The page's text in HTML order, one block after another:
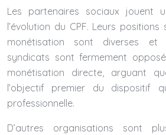
Les partenaires sociaux jouent
l’évolution du CPF. Leurs
monétisation sont diverses et
syndicats sont fermement
monétisation directe, arguant
l’objectif premier du dispositif
professionnelle.
D’autres organisations sont